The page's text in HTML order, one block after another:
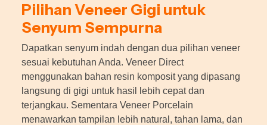
Pilihan Veneer Gigi untuk
Senyum Sempurna
Dapatkan senyum indah dengan dua pilihan veneer
sesuai kebutuhan Anda. Veneer Direct
menggunakan bahan resin komposit yang dipasang
langsung di gigi untuk hasil lebih cepat dan
terjangkau. Sementara Veneer Porcelain
menawarkan tampilan lebih natural, tahan lama, dan